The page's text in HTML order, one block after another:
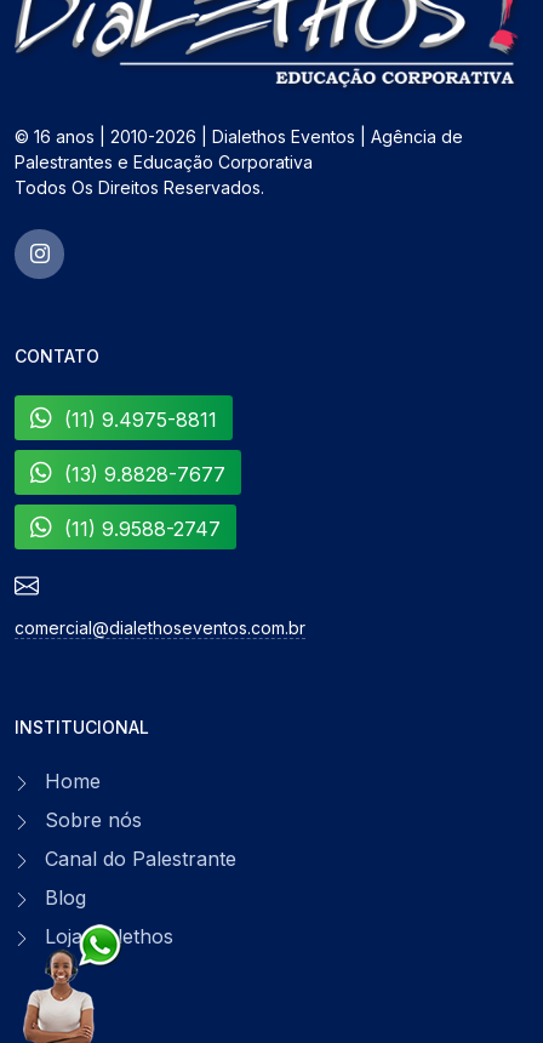
© 16 anos | 2010-2026 | Dialethos Eventos | Agência de
Palestrantes e Educação Corporativa
Todos Os Direitos Reservados.
CONTATO
(11) 9.4975-8811
(13) 9.8828-7677
(11) 9.9588-2747
comercial@dialethoseventos.com.br
INSTITUCIONAL
Home
Sobre nós
Canal do Palestrante
Blog
Loja Dialethos